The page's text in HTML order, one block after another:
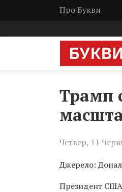
Про Букви
Трамп
Четвер, 11
Джерело:
Президент США